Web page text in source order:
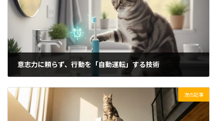
意志力に頼らず、行動を「自動運転」する技術
次の記事